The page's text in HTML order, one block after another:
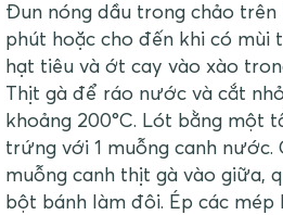
Đun nóng dầu trong chảo
phút hoặc cho đến khi có mùi
hạt tiêu và ớt cay vào xào
Thịt gà để ráo nước và cắt
khoảng 200°C. Lót bằng một
trứng với 1 muỗng canh nước.
muỗng canh thịt gà vào giữa,
bột bánh làm đôi. Ép các